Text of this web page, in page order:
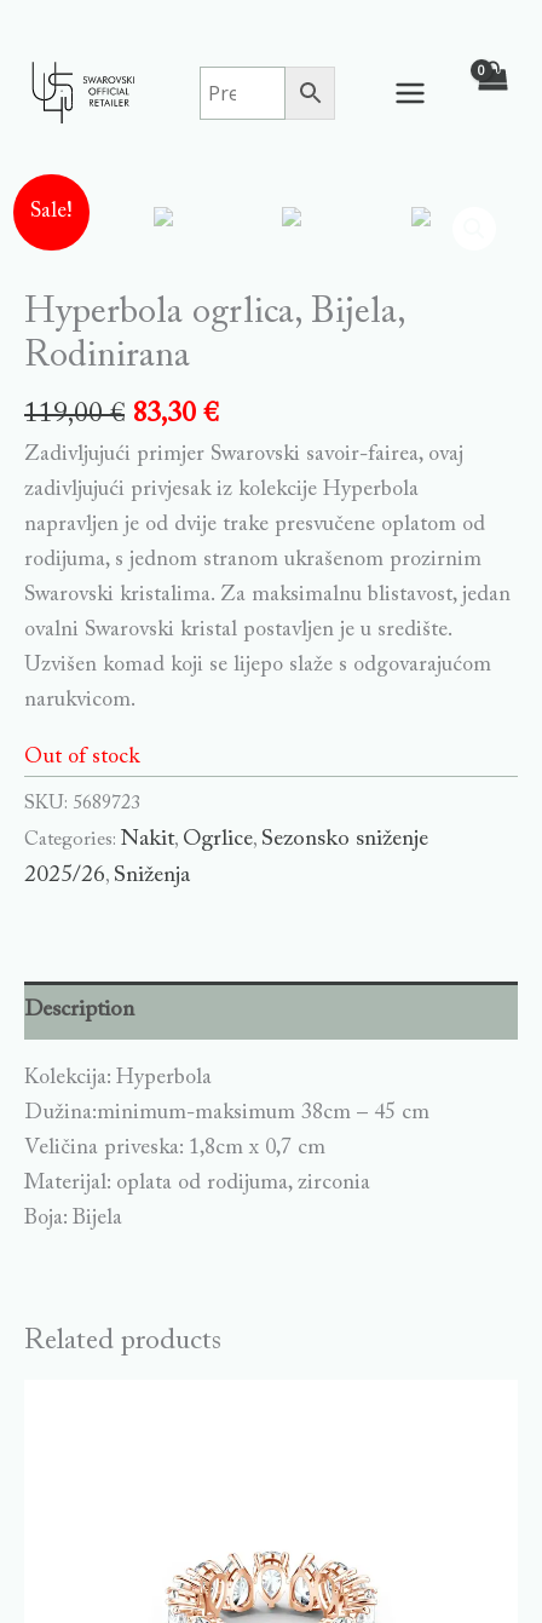
content
Sale!
Hyperbola ogrlica, Bijela,
Rodinirana
119,00€ 83,30 €
Zadivljujući primjer Swarovski savoir-fairea, ovaj
zadivljujući privjesak iz kolekcije Hyperbola
napravljen je od dvije trake presvučene oplatom od
rodijuma, s jednom stranom ukrašenom prozirnim
Swarovski kristalima. Za maksimalnu blistavost, jedan
ovalni Swarovski kristal postavljen je u središte.
Uzvišen komad koji se lijepo slaže s odgovarajućom
narukvicom.
Out of stock
SKU: 5689723
Categories: Nakit, Ogrlice, Sezonsko sniženje
2025/26, Sniženja
Description
Kolekcija: Hyperbola
Dužina:minimum-maksimum 38cm – 45 cm
Veličina priveska: 1,8cm x 0,7 cm
Materijal: oplata od rodijuma, zirconia
Boja: Bijela
Related products